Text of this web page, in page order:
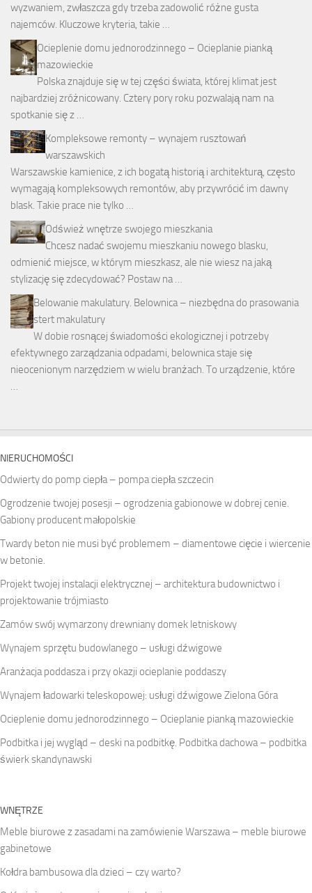
wyzwaniem, zwłaszcza gdy trzeba zadowolić różne gusta
najemców. Kluczowe kryteria, takie …
Ocieplenie domu jednorodzinnego – Ocieplanie pianką
mazowieckie
Polska znajduje się w tej części świata, której klimat jest
najbardziej zróżnicowany. Cztery pory roku pozwalają nam na
spotkanie się z …
Kompleksowe remonty – wynajem rusztowań
warszawskich
Warszawskie kamienice, z ich bogatą historią i architekturą, często
wymagają kompleksowych remontów, aby przywrócić im dawny
blask. Takie prace nie tylko …
Odśwież wnętrze swojego mieszkania
Chcesz nadać swojemu mieszkaniu nowego blasku,
odmienić miejsce, w którym mieszkasz, ale nie wiesz na jaką
stylizację się zdecydować? Postaw na …
Belowanie makulatury. Belownica – niezbędna do prasowania
stert makulatury
W dobie rosnącej świadomości ekologicznej i potrzeby
efektywnego zarządzania odpadami, belownica staje się
nieocenionym narzędziem w wielu branżach. To urządzenie, które
…
NIERUCHOMOŚCI
Odwierty do pomp ciepła – pompa ciepła szczecin
Ogrodzenie twojej posesji – ogrodzenia gabionowe w dobrej cenie.
Gabiony producent małopolskie
Twardy beton nie musi być problemem – diamentowe cięcie i wiercenie
w betonie.
Projekt twojej instalacji elektrycznej – architektura budownictwo i
projektowanie trójmiasto
Zamów swój wymarzony drewniany domek letniskowy
Wynajem sprzętu budowlanego – usługi dźwigowe
Aranżacja poddasza i przy okazji ocieplanie poddaszy
Wynajem ładowarki teleskopowej: usługi dźwigowe Zielona Góra
Ocieplenie domu jednorodzinnego – Ocieplanie pianką mazowieckie
Podbitka i jej wygląd – deski na podbitkę. Podbitka dachowa – podbitka
świerk skandynawski
WNĘTRZE
Meble biurowe z zasadami na zamówienie Warszawa – meble biurowe
gabinetowe
Kołdra bambusowa dla dzieci – czy warto?